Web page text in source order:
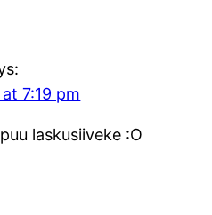
7:19 pm
laskusiiveke :O